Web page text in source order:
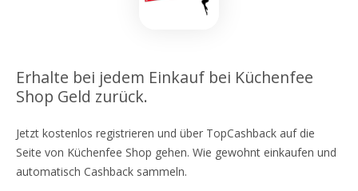
Erhalte bei jedem Einkauf bei Küchenfee
Shop Geld zurück.
Jetzt kostenlos registrieren und über TopCashback auf die
Seite von Küchenfee Shop gehen. Wie gewohnt einkaufen und
automatisch Cashback sammeln.